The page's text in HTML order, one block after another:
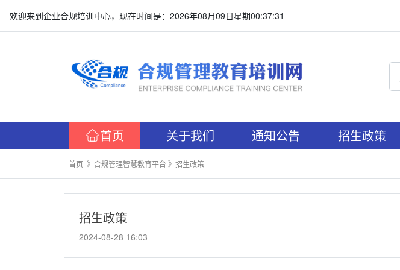
欢迎来到企业合规培训中心，现在时间是：2026年08月09日星期00:37:31
首页 关于我们 通知公告 招生政策
首页 》 合规管理智慧教育平台 》招生政策
招生政策
2024-08-28 16:03